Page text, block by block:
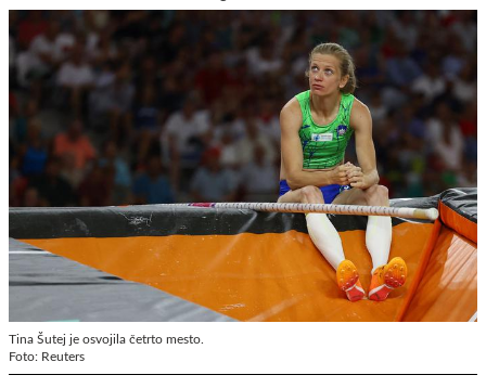
Tina Šutej je osvojila četrto mesto.
Foto: Reuters